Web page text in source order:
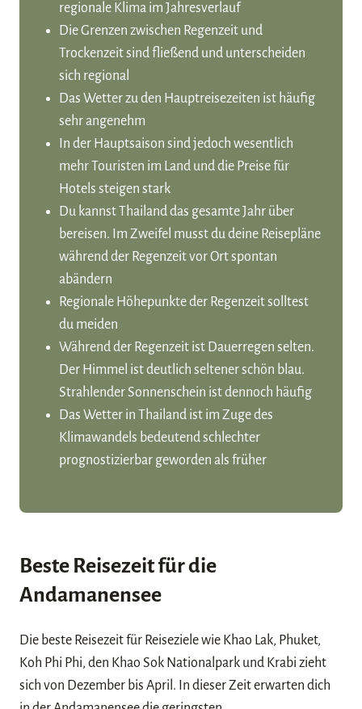
regionale Klima im Jahresverlauf
Die Grenzen zwischen Regenzeit und
Trockenzeit sind fließend und unterscheiden
sich regional
Das Wetter zu den Hauptreisezeiten ist häufig
sehr angenehm
In der Hauptsaison sind jedoch wesentlich
mehr Touristen im Land und die Preise für
Hotels steigen stark
Du kannst Thailand das gesamte Jahr über
bereisen. Im Zweifel musst du deine Reisepläne
während der Regenzeit vor Ort spontan
abändern
Regionale Höhepunkte der Regenzeit solltest
du meiden
Während der Regenzeit ist Dauerregen selten.
Der Himmel ist deutlich seltener schön blau.
Strahlender Sonnenschein ist dennoch häufig
Das Wetter in Thailand ist im Zuge des
Klimawandels bedeutend schlechter
prognostizierbar geworden als früher
Beste Reisezeit für die
Andamanensee
Die beste Reisezeit für Reiseziele wie Khao Lak, Phuket,
Koh Phi Phi, den Khao Sok Nationalpark und Krabi zieht
sich von Dezember bis April. In dieser Zeit erwarten dich